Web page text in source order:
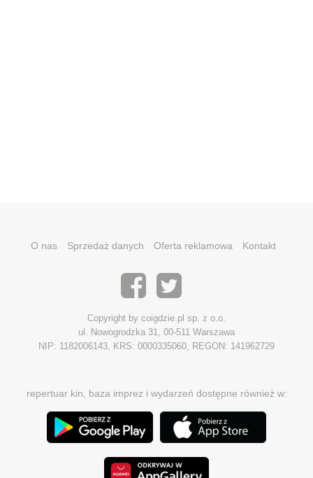
O nas Sprzedaż danych Oferta reklamowa Kontakt
Copyright by coigdzie.pl sp. z o.o.
ul. Nowogrodzka 31, 00-511 Warszawa
NIP: 1182006143, KRS: 0000335060, REGON: 141962729
repertuar kin, baza imprez i wydarzeń dostępne również w: